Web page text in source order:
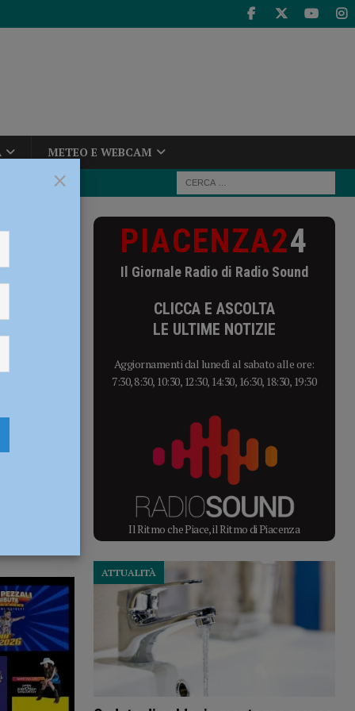
METEO E WEBCAM
organizza
un
PIACENZA24
Il Giornale Radio di Radio Sound
CLICCA E ASCOLTA
LE ULTIME NOTIZIE
Aggiornamenti dal lunedì al sabato alle ore:
7:30, 8:30, 10:30, 12:30, 14:30, 16:30, 18:30, 19:30
Il Ritmo che Piace, il Ritmo di Piacenza
ATTUALITÀ
×